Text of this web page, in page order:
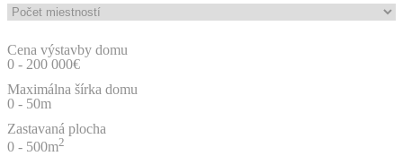
Cena výstavby domu
0 - 200 000€
Maximálna šírka domu
0 - 50m
Zastavaná plocha
0 - 500m2